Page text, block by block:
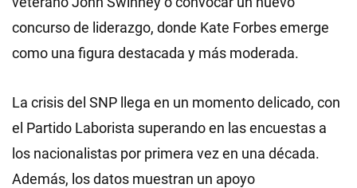
concurso de liderazgo, donde Kate Forbes emerge
como una figura destacada y más moderada.
La crisis del SNP llega en un momento delicado, con
el Partido Laborista superando en las encuestas a
los nacionalistas por primera vez en una década.
Además, los datos muestran un apoyo